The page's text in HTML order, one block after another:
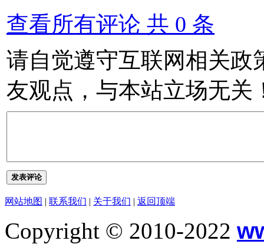
查看所有评论 共 0 条
请自觉遵守互联网相关政
友观点，与本站立场无关
发表评论
网站地图 | 联系我们 | 关于我们 | 返回顶端
Copyright © 2010-2022